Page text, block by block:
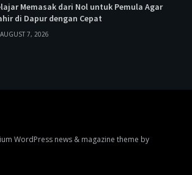
Memasak dari Nol untuk Pemula Agar
di Dapur dengan Cepat
AUGUST 7, 2026
WordPress news & magazine theme by